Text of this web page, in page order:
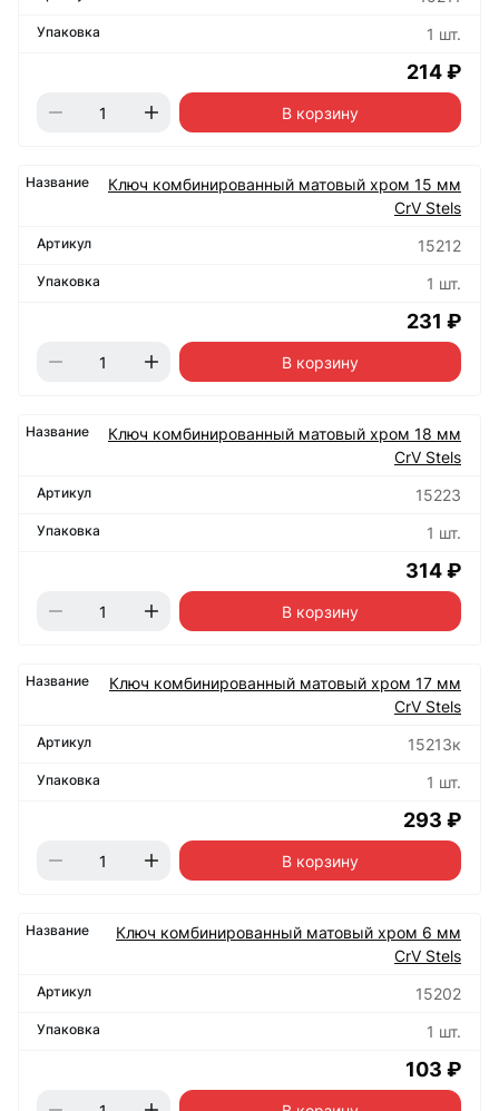
1 шт.
214 ₽
В корзину
Ключ комбинированный матовый хром 15 мм
CrV Stels
15212
1 шт.
231 ₽
В корзину
Ключ комбинированный матовый хром 18 мм
CrV Stels
15223
1 шт.
314 ₽
В корзину
Ключ комбинированный матовый хром 17 мм
CrV Stels
15213к
1 шт.
293 ₽
В корзину
Ключ комбинированный матовый хром 6 мм
CrV Stels
15202
1 шт.
103 ₽